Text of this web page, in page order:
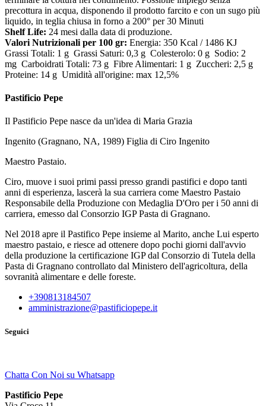
precottura in acqua, disponendo il prodotto farcito e con un sugo più
liquido, in teglia chiusa in forno a 200° per 30 Minuti
Shelf Life: 24 mesi dalla data di produzione.
Valori Nutrizionali per 100 gr: Energia: 350 Kcal / 1486 KJ
Grassi Totali: 1 g Grassi Saturi: 0,3 g Colesterolo: 0 g Sodio: 2
mg Carboidrati Totali: 73 g Fibre Alimentari: 1 g Zuccheri: 2,5 g
Proteine: 14 g Umidità all'origine: max 12,5%
Pastificio Pepe
Il Pastificio Pepe nasce da un'idea di Maria Grazia
Ingenito (Gragnano, NA, 1989) Figlia di Ciro Ingenito
Maestro Pastaio.
Ciro, muove i suoi primi passi presso grandi pastifici e dopo tanti
anni di esperienza, lascerà la sua carriera come Maestro Pastaio
Responsabile della Produzione con Medaglia D'Oro per i 50 anni di
carriera, emesso dal Consorzio IGP Pasta di Gragnano.
Nel 2018 apre il Pastifico Pepe insieme al Marito, anche Lui esperto
maestro pastaio, e riesce ad ottenere dopo pochi giorni dall'avvio
della produzione la certificazione IGP dal Consorzio di Tutela della
Pasta di Gragnano controllato dal Ministero dell'agricoltura, della
sovranità alimentare e delle foreste.
+390813184507
amministrazione@pastificiopepe.it
Seguici
Chatta Con Noi su Whatsapp
Pastificio Pepe